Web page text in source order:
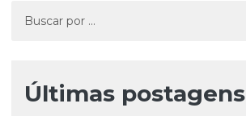
Últimas postagens